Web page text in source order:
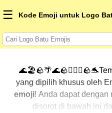
☰ Kode Emoji untuk Logo
yang dipilih khusus oleh
emoji! Anda dapat dengan
disorot di bawah ini